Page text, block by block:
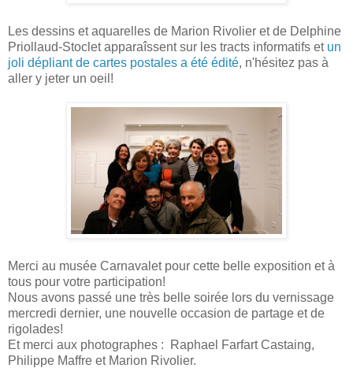
Les dessins et aquarelles de Marion Rivolier et de Delphine
Priollaud-Stoclet apparaîssent sur les tracts informatifs et un
joli dépliant de cartes postales a été édité, n'hésitez pas à
aller y jeter un oeil!
Merci au musée Carnavalet pour cette belle exposition et à
tous pour votre participation!
Nous avons passé une très belle soirée lors du vernissage
mercredi dernier, une nouvelle occasion de partage et de
rigolades!
Et merci aux photographes : Raphael Farfart Castaing,
Philippe Maffre et Marion Rivolier.